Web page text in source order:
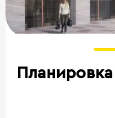
Планировка